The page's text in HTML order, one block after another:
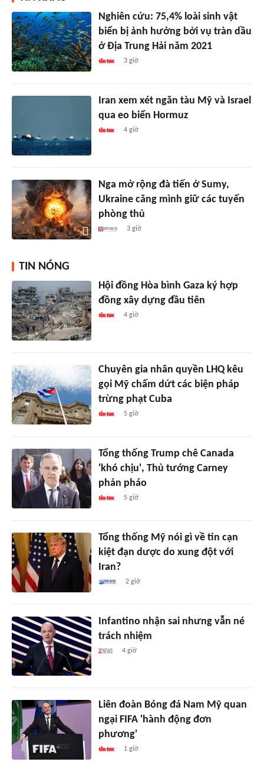
Nghiên cứu: 75,4% loài sinh vật
biển bị ảnh hưởng bởi vụ tràn dầu
ở Địa Trung Hải năm 2021
3 giờ
Iran xem xét ngăn tàu Mỹ và Israel
qua eo biển Hormuz
4 giờ
Nga mở rộng đà tiến ở Sumy,
Ukraine căng mình giữ các tuyến
phòng thủ
3 giờ
TIN NÓNG
Hội đồng Hòa bình Gaza ký hợp
đồng xây dựng đầu tiên
4 giờ
Chuyên gia nhân quyền LHQ kêu
gọi Mỹ chấm dứt các biện pháp
trừng phạt Cuba
5 giờ
Tổng thống Trump chê Canada
'khó chịu', Thủ tướng Carney
phản pháo
5 giờ
Tổng thống Mỹ nói gì về tin cạn
kiệt đạn dược do xung đột với
Iran?
2 giờ
Infantino nhận sai nhưng vẫn né
trách nhiệm
4 giờ
Liên đoàn Bóng đá Nam Mỹ quan
ngại FIFA 'hành động đơn
phương'
1 giờ